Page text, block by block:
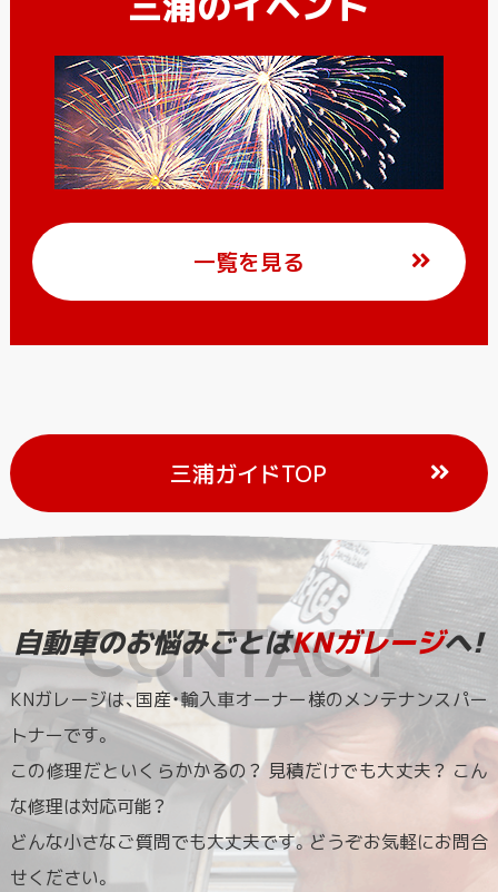
一覧を見る
三浦ガイドTOP
自動車のお悩みごとはKNガレージへ!
KNガレージは、国産・輸入車オーナー様のメンテナンスパー
トナーです。
この修理だといくらかかるの？ 見積だけでも大丈夫？ こん
な修理は対応可能？
どんな小さなご質問でも大丈夫です。どうぞお気軽にお問合
せください。